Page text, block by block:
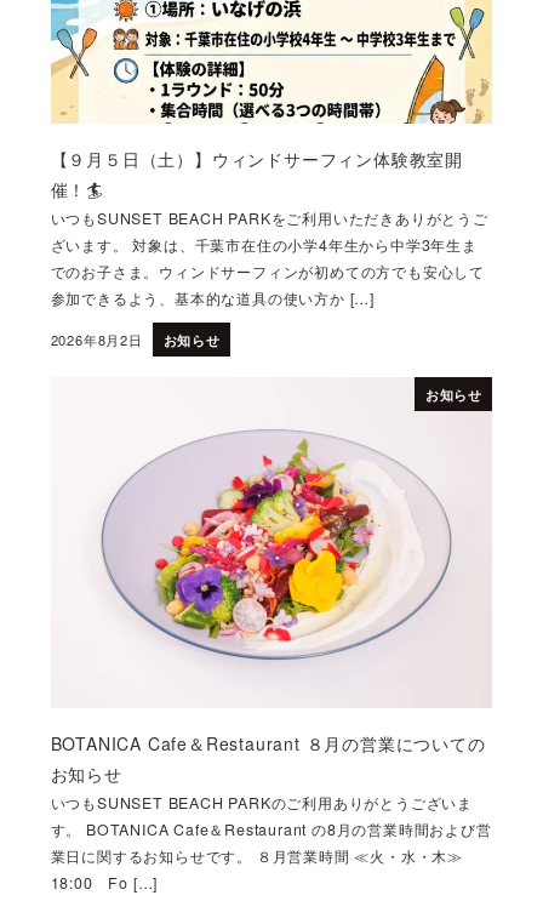
【９月５日（土）】ウィンドサーフィン体験教室開
催！🏄
いつもSUNSET BEACH PARKをご利用いただきありがとうご
ざいます。 対象は、千葉市在住の小学4年生から中学3年生ま
でのお子さま。ウィンドサーフィンが初めての方でも安心して
参加できるよう、基本的な道具の使い方か […]
投稿日
2026年8月2日 お知らせ
お知らせ
BOTANICA Cafe＆Restaurant ８月の営業についての
お知らせ
いつもSUNSET BEACH PARKのご利用ありがとうございま
す。 BOTANICA Cafe＆Restaurant の8月の営業時間および営
業日に関するお知らせです。 ８月営業時間 ≪火・水・木≫
18:00 Fo […]